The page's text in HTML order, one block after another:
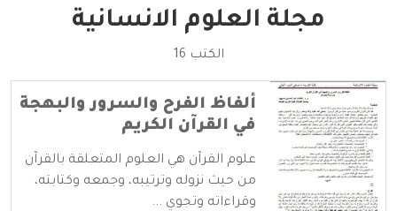
مجلة العلوم الانسانية
الكتب 16
ألفاظ الفرح والسرور والبهجة
في القرآن الكريم
علوم القرآن هي العلوم المتعلقة بالقرآن
من حيث نزوله وترتيبه، وجمعه وكتابته،
وقراءاته وتجوي ...